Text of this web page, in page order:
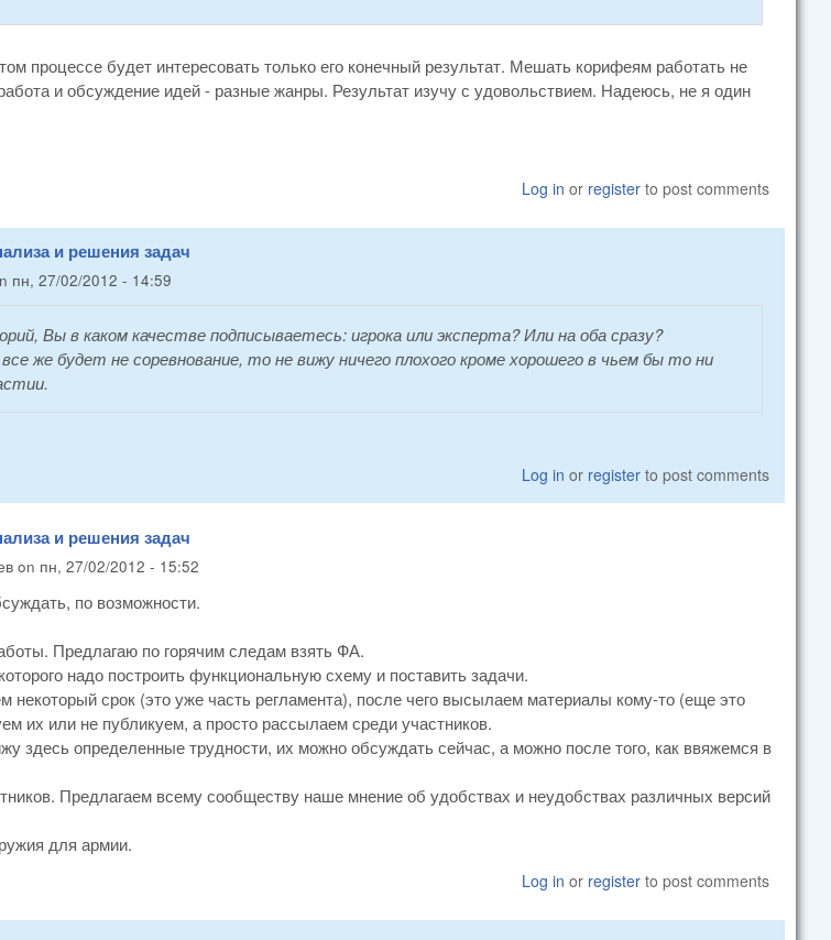
процессе будет интересовать только его конечный результат. Мешать корифеям работать не
и обсуждение идей - разные жанры. Результат изучу с удовольствием. Надеюсь, не я один
Log in or register to post comments
и решения задач
пн, 27/02/2012 - 14:59
Вы в каком качестве подписываетесь: игрока или эксперта? Или на оба сразу?
же будет не соревнование, то не вижу ничего плохого кроме хорошего в чьем бы то ни
Log in or register to post comments
и решения задач
on пн, 27/02/2012 - 15:52
по возможности.
Предлагаю по горячим следам взять ФА.
надо построить функциональную схему и поставить задачи.
некоторый срок (это уже часть регламента), после чего высылаем материалы кому-то (еще это
их или не публикуем, а просто рассылаем среди участников.
здесь определенные трудности, их можно обсуждать сейчас, а можно после того, как ввяжемся в
Предлагаем всему сообществу наше мнение об удобствах и неудобствах различных версий
для армии.
Log in or register to post comments